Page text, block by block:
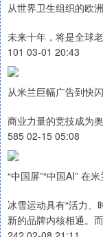
从世界卫生组织的欧
未来十年，将是全球
101 03-01 20:43
从米兰巨幅广告到快
商业力量的竞技成为
585 02-15 05:08
“中国屏”“中国AI” 在
冰雪运动具有“活力、
新的品牌内核相通。